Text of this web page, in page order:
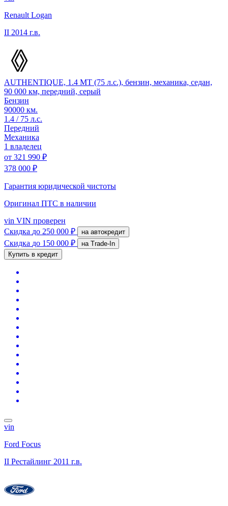
Renault Logan
II 2014 г.в.
AUTHENTIQUE, 1.4 MT (75 л.с.), бензин, механика, седан,
90 000 км, передний, серый
Бензин
90000 км.
1.4 / 75 л.с.
Передний
Механика
1 владелец
от 321 990 ₽
378 000 ₽
Гарантия юридической чистоты
Оригинал ПТС в наличии
vin VIN проверен
Скидка до 250 000 ₽ на автокредит
Скидка до 150 000 ₽
на Trade-In
Купить в кредит
vin
Ford Focus
II Рестайлинг 2011 г.в.